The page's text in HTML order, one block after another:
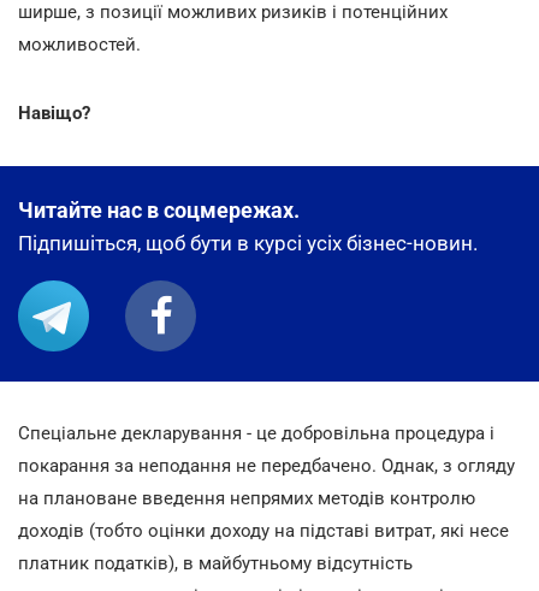
ширше, з позиції можливих ризиків і потенційних
можливостей.
Навіщо?
Читайте нас в соцмережах.
Підпишіться, щоб бути в курсі усіх бізнес-новин.
Спеціальне декларування - це добровільна процедура і
покарання за неподання не передбачено. Однак, з огляду
на плановане введення непрямих методів контролю
доходів (тобто оцінки доходу на підставі витрат, які несе
платник податків), в майбутньому відсутність